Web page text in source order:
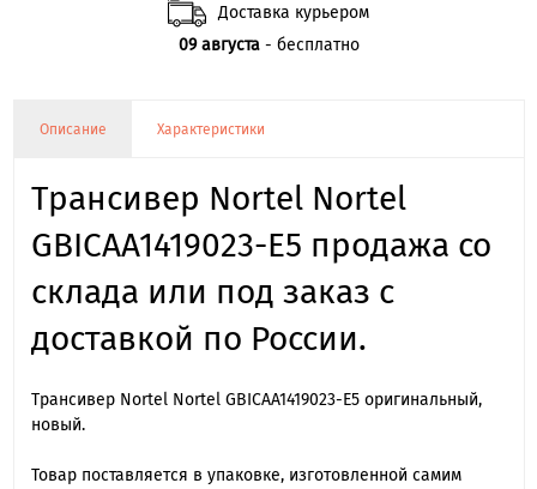
Доставка курьером
09 августа- бесплатно
Описание Характеристики
Трансивер Nortel Nortel
GBICAA1419023-E5 продажа со
склада или под заказ с
доставкой по России.
Трансивер Nortel Nortel GBICAA1419023-E5 оригинальный,
новый.
Товар поставляется в упаковке, изготовленной самим